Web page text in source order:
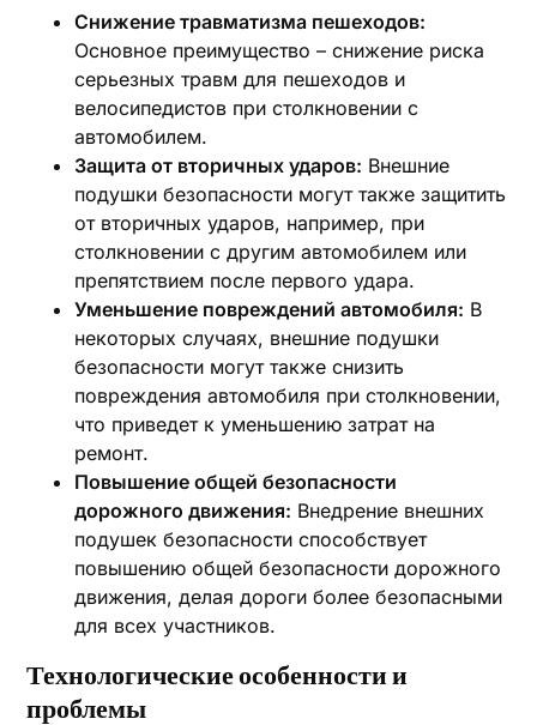
Снижение травматизма пешеходов:
Основное преимущество – снижение риска
серьезных травм для пешеходов и
велосипедистов при столкновении с
автомобилем.
Защита от вторичных ударов: Внешние
подушки безопасности могут также защитить
от вторичных ударов, например, при
столкновении с другим автомобилем или
препятствием после первого удара.
Уменьшение повреждений автомобиля: В
некоторых случаях, внешние подушки
безопасности могут также снизить
повреждения автомобиля при столкновении,
что приведет к уменьшению затрат на
ремонт.
Повышение общей безопасности
дорожного движения: Внедрение внешних
подушек безопасности способствует
повышению общей безопасности дорожного
движения, делая дороги более безопасными
для всех участников.
Технологические особенности и
проблемы